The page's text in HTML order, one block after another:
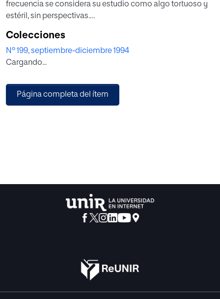
frecuencia se considera su estudio como algo tortuoso y
estéril, sin perspectivas.
Paradójicamente se va levantando un clamor en todos los
estamentos sociales augurando que el futuro de la
educación, de cara al próximo siglo, no consistirá sólo en
almacenar unos conocimientos, cada vez mayores y en
muchos aspectos cambiantes. Se considera irrenunciable
su universalidad pone de manifiesto la necesidad de
potenciar la dimensión ética en todos los estudiantes.
Colecciones
Nº 199, septiembre-diciembre 1994
Cargando...
Página completa del ítem